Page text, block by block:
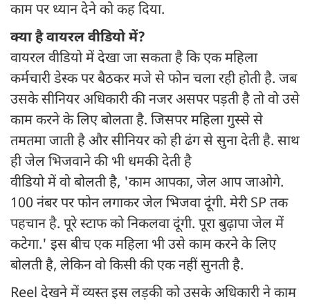
काम पर ध्यान देने को कह दिया.
क्या है वायरल वीडियो में?
वायरल वीडियो में देखा जा सकता है कि एक महिला
कर्मचारी डेस्क पर बैठकर मजे से फोन चला रही होती है. जब
उसके सीनियर अधिकारी की नजर असपर पड़ती है तो वो उसे
काम करने के लिए बोलता है. जिसपर महिला गुस्से से
तमतमा जाती है और सीनियर को ही ढंग से सुना देती है. साथ
ही जेल भिजवाने की भी धमकी देती है
वीडियो में वो बोलती है, 'काम आपका, जेल आप जाओगे.
100 नंबर पर फोन लगाकर जेल भिजवा दूंगी. मेरी SP तक
पहचान है. पूरे स्टाफ को निकलवा दूंगी. पूरा बुढ़ापा जेल में
कटेगा.' इस बीच एक महिला भी उसे काम करने के लिए
बोलती है, लेकिन वो किसी की एक नहीं सुनती है.
Reel देखने में व्यस्त इस लड़की को उसके अधिकारी ने काम